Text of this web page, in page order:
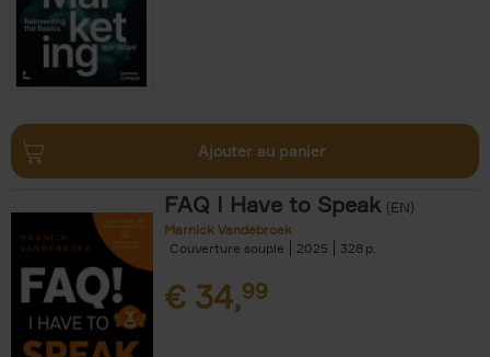
Ajouter au panier
FAQ I Have to Speak (EN)
Marnick Vandebroek
Couverture souple
2025 328
€ 34,99